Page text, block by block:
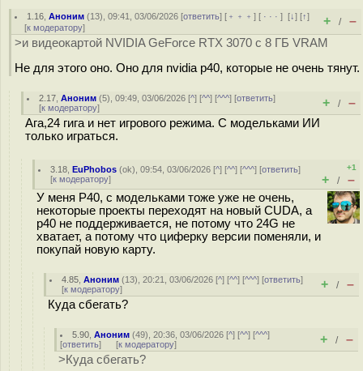
1.16 ,Аноним (13), 09:41, 03/06/2026 [ответить] [ ﹢﹢﹢] [ · · ·][↓] [↑]
[к модератору] + / –
>и видеокартой NVIDIA GeForce RTX 3070 с 8 ГБ VRAM
Не для этого оно. Оно для nvidia p40, которые не очень тянут.
2.17 ,Аноним (5), 09:49, 03/06/2026 [^] [^^] [^^^] [ответить]
[к модератору] + / –
Ага,24 гига и нет игрового режима. С модельками ИИ
только играться.
3.18 ,EuPhobos (ok), 09:54, 03/06/2026 [^] [^^] [^^^] [ответить]
[к модератору]
+1
+ / –
У меня P40, с модельками тоже уже не очень,
некоторые проекты переходят на новый CUDA, а
p40 не поддерживается, не потому что 24G не
хватает, а потому что циферку версии поменяли, и
покупай новую карту.
4.85 ,Аноним (13), 20:21, 03/06/2026 [^] [^^] [^^^] [ответить]
[к модератору] + / –
Куда сбегать?
5.90 ,Аноним (49), 20:36, 03/06/2026 [^] [^^] [^^^]
[ответить] [к модератору] + / –
>Куда сбегать?